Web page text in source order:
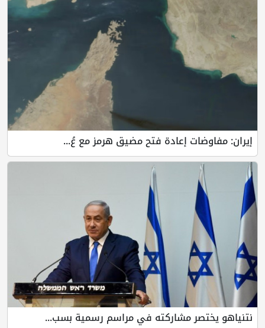
إيران: مفاوضات إعادة فتح مضيق هرمز مع عُ...
نتنياهو يختصر مشاركته في مراسم رسمية بسب...